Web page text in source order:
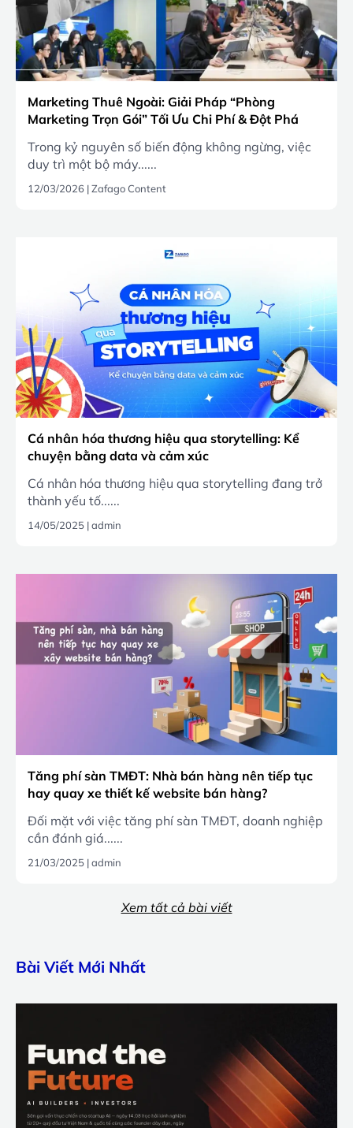
Marketing Thuê Ngoài: Giải Pháp “Phòng
Marketing Trọn Gói” Tối Ưu Chi Phí & Đột Phá
Trong kỷ nguyên số biến động không ngừng, việc
duy trì một bộ máy......
12/03/2026 |Zafago Content
Cá nhân hóa thương hiệu qua storytelling: Kể
chuyện bằng data và cảm xúc
Cá nhân hóa thương hiệu qua storytelling đang trở
thành yếu tố......
14/05/2025 |admin
Tăng phí sàn TMĐT: Nhà bán hàng nên tiếp tục
hay quay xe thiết kế website bán hàng?
Đối mặt với việc tăng phí sàn TMĐT, doanh nghiệp
cần đánh giá......
21/03/2025 |admin
Xem tất cả bài viết
Bài Viết Mới Nhất